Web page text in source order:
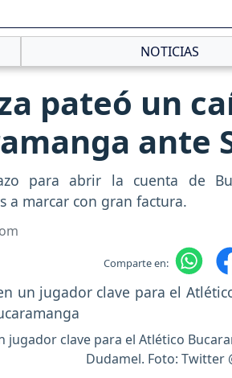
NOTICIAS
pateó un
ante
para abrir la cuenta de
a marcar con gran factura.
Comparte en:
clave para el Atlético
Dudamel. Foto: Twitter